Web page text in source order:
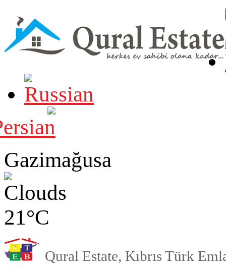
Gazimağusa
21°C
Qural Estate, Kıbrıs Türk